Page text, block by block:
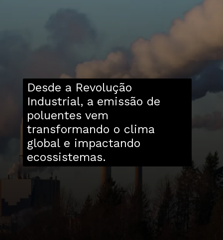
Desde a Revolução
Industrial, a emissão de
poluentes vem
transformando o clima
global e impactando
ecossistemas.